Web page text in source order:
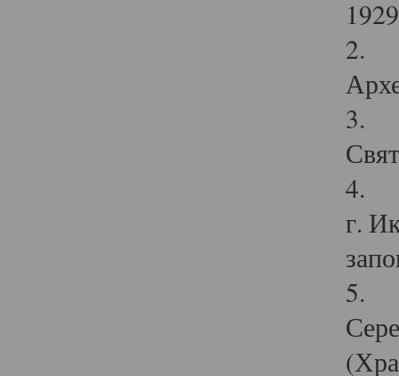
2.
3.
4.
г.
5.